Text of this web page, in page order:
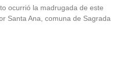
ocurrió la madrugada de este
Santa Ana, comuna de Sagrada